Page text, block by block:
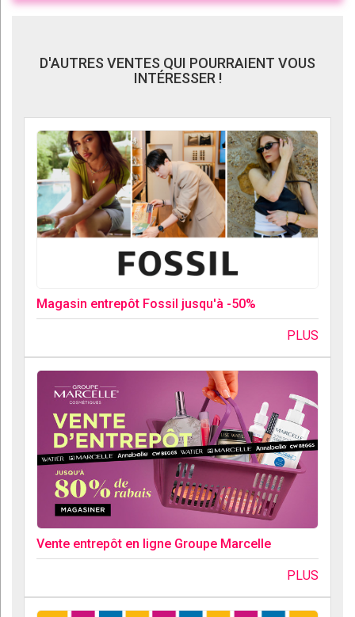
D'AUTRES VENTES QUI POURRAIENT VOUS
INTÉRESSER !
Magasin entrepôt Fossil jusqu'à -50%
PLUS
Vente entrepôt en ligne Groupe Marcelle
PLUS